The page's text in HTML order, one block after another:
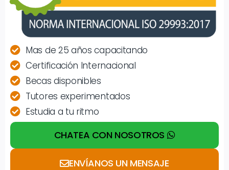
Mas de 25 años capacitando
Certificación Internacional
Becas disponibles
Tutores experimentados
Estudia a tu ritmo
CHATEA CON NOSOTROS
ENVÍANOS UN MENSAJE